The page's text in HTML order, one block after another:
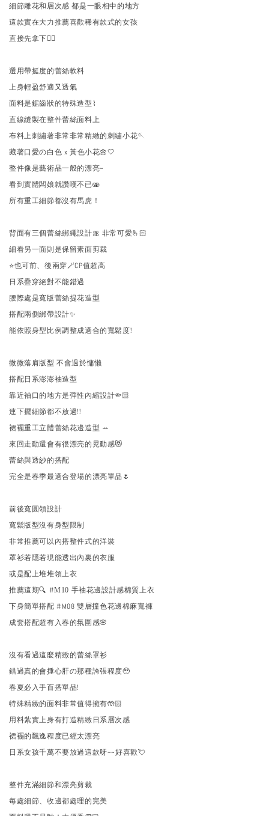
細節雕花和層次感 都是一眼相中的地方
這款實在大力推薦喜歡稀有款式的女孩
直接先拿下🖐🏻
選用帶挺度的蕾絲軟料
上身輕盈舒適又透氣
面料是鋸齒狀的特殊造型⌇
直線縫製在整件蕾絲面料上
布料上刺繡著非常非常精緻的刺繡小花🪡
藏著口愛の白色 x 黃色小花🌼🤍
整件像是藝術品一般的漂亮~
看到實體闆娘就讚嘆不已🫨
所有重工細節都沒有馬虎！
背面有三個蕾絲綁繩設計🎀 非常可愛🫰🏻
細看另一面則是保留素面剪裁
⭐️也可前、後兩穿🪄CP值超高
日系疊穿絕對不能錯過
腰際處是寬版蕾絲提花造型
搭配兩側綁帶設計✨
能依照身型比例調整成適合的寬鬆度!
微微落肩版型 不會過於慵懶
搭配日系澎澎袖造型
靠近袖口的地方是彈性內縮設計🤏🏻
連下擺細節都不放過!!
裙襬重工立體蕾絲花邊造型 ꕀ️
來回走動還會有很漂亮的晃動感😻
蕾絲與透紗的搭配
完全是春季最適合登場的漂亮單品🌷
前後寬圓領設計
寬鬆版型沒有身型限制
非常推薦可以內搭整件式的洋裝
罩衫若隱若現能透出內裏的衣服
或是配上堆堆領上衣
推薦這期🔍 #M10 手袖花邊設計感棉質上衣
下身簡單搭配 #M08 雙層撞色花邊棉麻寬褲
成套搭配超有入春的氛圍感🌸
沒有看過這麼精緻的蕾絲罩衫
錯過真的會捶心肝の那種誇張程度🥹
春夏必入手百搭單品!
特殊精緻的面料非常值得擁有🤲🏻
用料紮實上身有打造精緻日系層次感
裙襬的飄逸程度已經太漂亮
日系女孩千萬不要放過這款呀~~好喜歡💘
整件充滿細節和漂亮剪裁
每處細節、收邊都處理的完美